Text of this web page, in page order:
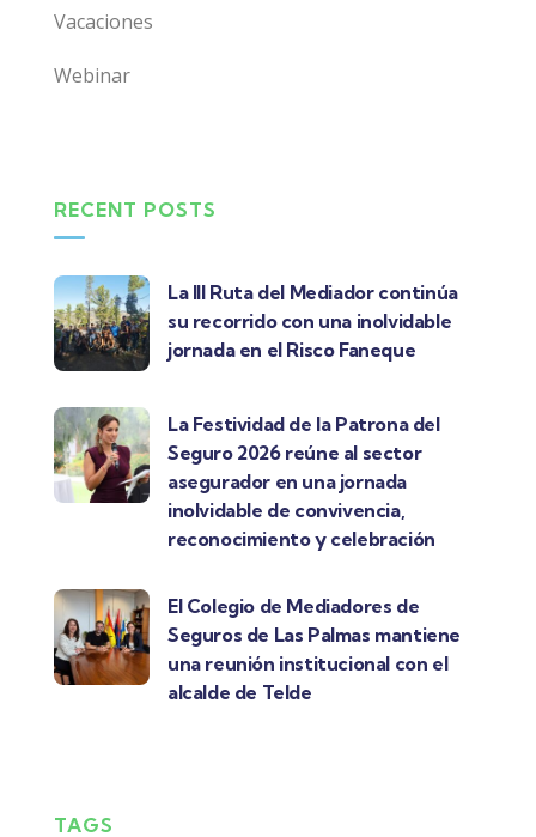
Vacaciones
Webinar
RECENT POSTS
La III Ruta del Mediador continúa
su recorrido con una inolvidable
jornada en el Risco Faneque
La Festividad de la Patrona del
Seguro 2026 reúne al sector
asegurador en una jornada
inolvidable de convivencia,
reconocimiento y celebración
El Colegio de Mediadores de
Seguros de Las Palmas mantiene
una reunión institucional con el
alcalde de Telde
TAGS